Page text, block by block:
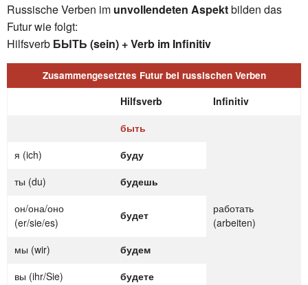
Russische Verben im unvollendeten Aspektbilden das
Futur wie folgt:
Hilfsverb БЫТЬ (sein) + Verb im Infinitiv
Zusammengesetztes Futur bei russischen Verben
Hilfsverb
Infinitiv
быть
работать
(arbeiten)
я (ich)
буду
ты (du)
будешь
он/она/оно
(er/sie/es)
будет
мы (wir)
будем
вы (ihr/Sie)
будете